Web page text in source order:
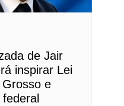
de Jair
inspirar Lei
e